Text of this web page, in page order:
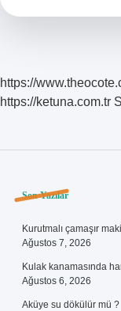
https://
https://ketuna.com.tr
Sidebar
Son Yazılar
Kurutmalı çamaşır
Ağustos 7, 2026
Kulak kanamasında
Ağustos 6, 2026
Aküye su dökülür mü ?